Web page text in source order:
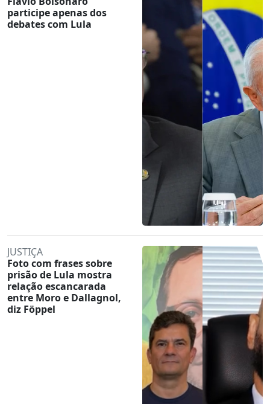
participe apenas dos
debates com Lula
JUSTIÇA
Foto com frases sobre
prisão de Lula mostra
relação escancarada
entre Moro e Dallagnol,
diz Föppel